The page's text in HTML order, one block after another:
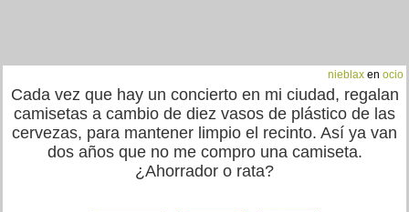
nieblax en ocio
Cada vez que hay un concierto en mi ciudad, regalan
camisetas a cambio de diez vasos de plástico de las
cervezas, para mantener limpio el recinto. Así ya van
dos años que no me compro una camiseta.
¿Ahorrador o rata?